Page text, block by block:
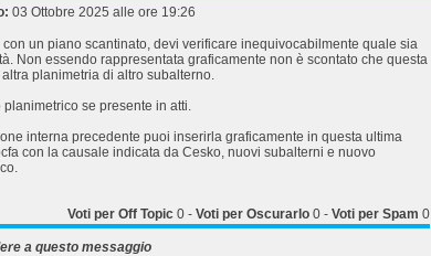
03 Ottobre 2025 alle ore 19:26
un piano scantinato, devi verificare inequivocabilmente quale sia
Non essendo rappresentata graficamente non è scontato che questa
planimetria di altro subalterno.
se presente in atti.
interna precedente puoi inserirla graficamente in questa ultima
con la causale indicata da Cesko, nuovi subalterni e nuovo
Voti per Off Topic 0 - Voti per Oscurarlo 0 - Voti per Spam 0
a questo messaggio